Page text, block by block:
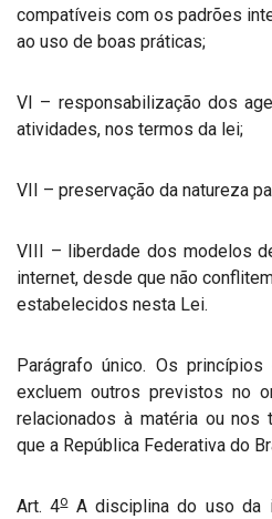
compatíveis com os padrões
ao uso de boas práticas;
VI – responsabilização dos
atividades, nos termos da lei;
VII – preservação da natureza
VIII – liberdade dos modelos
internet, desde que não
estabelecidos nesta Lei.
Parágrafo único. Os
excluem outros previstos no
relacionados à matéria ou nos
que a República Federativa do
Art. 4oA disciplina do uso da